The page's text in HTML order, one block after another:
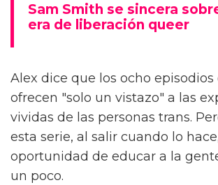
Sam Smith se sincera
era de liberación queer
Alex dice que los ocho episodios
ofrecen "solo un vistazo" a las
vividas de las personas trans.
esta serie, al salir cuando lo
oportunidad de educar a la
un poco.